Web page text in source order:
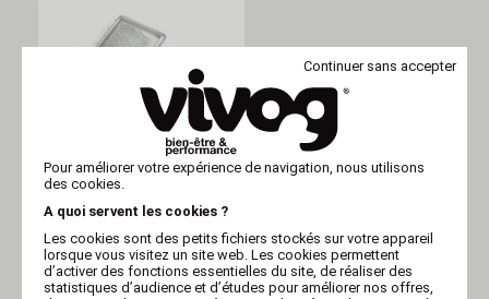
VIVOG
Carde pour chiens - picots
souples et manche en bois
- grand
Continuer sans accepter
Pour améliorer votre expérience de navigation, nous utilisons
des cookies.
A quoi servent les cookies ?
Les cookies sont des petits fichiers stockés sur votre appareil
lorsque vous visitez un site web. Les cookies permettent
d’activer des fonctions essentielles du site, de réaliser des
statistiques d’audience et d’études pour améliorer nos offres,